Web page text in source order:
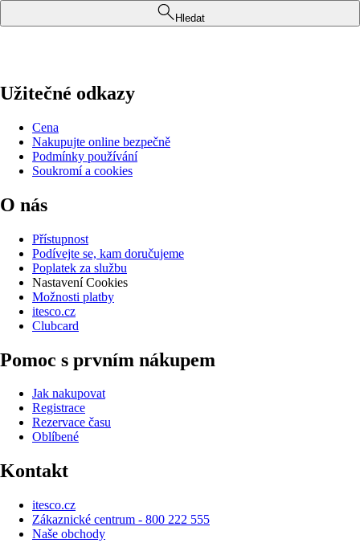
Hledat
Užitečné odkazy
Cena
Nakupujte online bezpečně
Podmínky používání
Soukromí a cookies
O nás
Přístupnost
Podívejte se, kam doručujeme
Poplatek za službu
Nastavení Cookies
Možnosti platby
itesco.cz
Clubcard
Pomoc s prvním nákupem
Jak nakupovat
Registrace
Rezervace času
Oblíbené
Kontakt
itesco.cz
Zákaznické centrum - 800 222 555
Naše obchody